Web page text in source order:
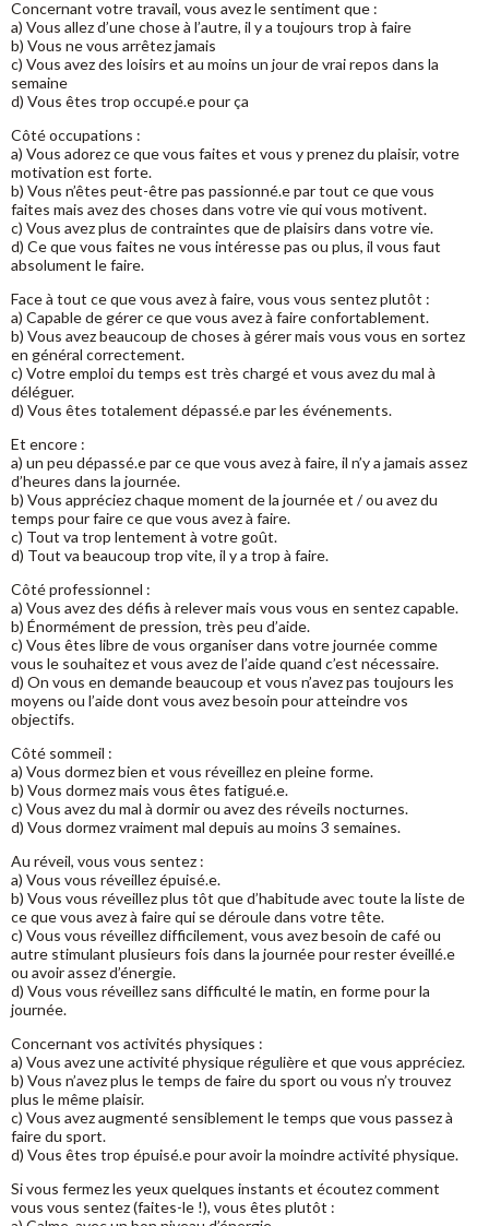
Concernant votre travail, vous avez le sentiment que :
a) Vous allez d’une chose à l’autre, il y a toujours trop à faire
b) Vous ne vous arrêtez jamais
c) Vous avez des loisirs et au moins un jour de vrai repos dans la
semaine
d) Vous êtes trop occupé.e pour ça
Côté occupations :
a) Vous adorez ce que vous faites et vous y prenez du plaisir, votre
motivation est forte.
b) Vous n’êtes peut-être pas passionné.e par tout ce que vous
faites mais avez des choses dans votre vie qui vous motivent.
c) Vous avez plus de contraintes que de plaisirs dans votre vie.
d) Ce que vous faites ne vous intéresse pas ou plus, il vous faut
absolument le faire.
Face à tout ce que vous avez à faire, vous vous sentez plutôt :
a) Capable de gérer ce que vous avez à faire confortablement.
b) Vous avez beaucoup de choses à gérer mais vous vous en sortez
en général correctement.
c) Votre emploi du temps est très chargé et vous avez du mal à
déléguer.
d) Vous êtes totalement dépassé.e par les événements.
Et encore :
a) un peu dépassé.e par ce que vous avez à faire, il n’y a jamais assez
d’heures dans la journée.
b) Vous appréciez chaque moment de la journée et / ou avez du
temps pour faire ce que vous avez à faire.
c) Tout va trop lentement à votre goût.
d) Tout va beaucoup trop vite, il y a trop à faire.
Côté professionnel :
a) Vous avez des défis à relever mais vous vous en sentez capable.
b) Énormément de pression, très peu d’aide.
c) Vous êtes libre de vous organiser dans votre journée comme
vous le souhaitez et vous avez de l’aide quand c’est nécessaire.
d) On vous en demande beaucoup et vous n’avez pas toujours les
moyens ou l’aide dont vous avez besoin pour atteindre vos
objectifs.
Côté sommeil :
a) Vous dormez bien et vous réveillez en pleine forme.
b) Vous dormez mais vous êtes fatigué.e.
c) Vous avez du mal à dormir ou avez des réveils nocturnes.
d) Vous dormez vraiment mal depuis au moins 3 semaines.
Au réveil, vous vous sentez :
a) Vous vous réveillez épuisé.e.
b) Vous vous réveillez plus tôt que d’habitude avec toute la liste de
ce que vous avez à faire qui se déroule dans votre tête.
c) Vous vous réveillez difficilement, vous avez besoin de café ou
autre stimulant plusieurs fois dans la journée pour rester éveillé.e
ou avoir assez d’énergie.
d) Vous vous réveillez sans difficulté le matin, en forme pour la
journée.
Concernant vos activités physiques :
a) Vous avez une activité physique régulière et que vous appréciez.
b) Vous n’avez plus le temps de faire du sport ou vous n’y trouvez
plus le même plaisir.
c) Vous avez augmenté sensiblement le temps que vous passez à
faire du sport.
d) Vous êtes trop épuisé.e pour avoir la moindre activité physique.
Si vous fermez les yeux quelques instants et écoutez comment
vous vous sentez (faites-le !), vous êtes plutôt :